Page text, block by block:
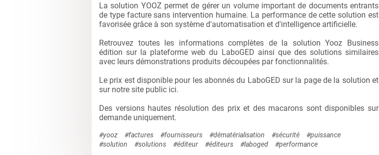
La solution YOOZ permet de gérer un volume important de documents entrants
de type facture sans intervention humaine. La performance de cette solution est
favorisée grâce à son système d'automatisation et d'intelligence artificielle.
Retrouvez toutes les informations complètes de la solution Yooz Business
édition sur la plateforme web du LaboGED ainsi que des solutions similaires
avec leurs démonstrations produits découpées par fonctionnalités.
Le prix est disponible pour les abonnés du LaboGED sur la page de la solution et
sur notre site public ici.
Des versions hautes résolution des prix et des macarons sont disponibles sur
demande uniquement.
#yooz #factures #fournisseurs #dématérialisation #sécurité
#puissance
#solution
#solutions #éditeur #éditeurs #laboged #performance